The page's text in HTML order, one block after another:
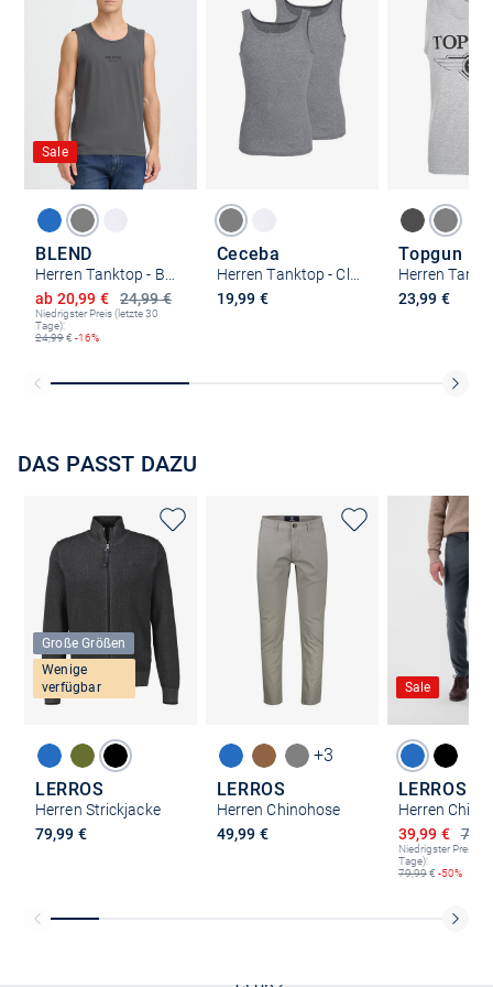
Sale
BLEND
24,99 €
Ermäßigter Preis
ab 20,99 €
Niedrigster Preis (letzte 30
Tage):
24,99€ -16%
Ceceba
19,99 €
Topgun
Herren Tank
23,99 €
DAS PASST DAZU
Große Größen
Wenige
verfügbar
LERROS
Herren Strickjacke
79,99 €
+3
LERROS
Herren Chinohose
49,99 €
Sale
LERROS
Herren
Ermäßigter
39,99 €
Niedrigster Preis
Tage):
79,99€ -50%